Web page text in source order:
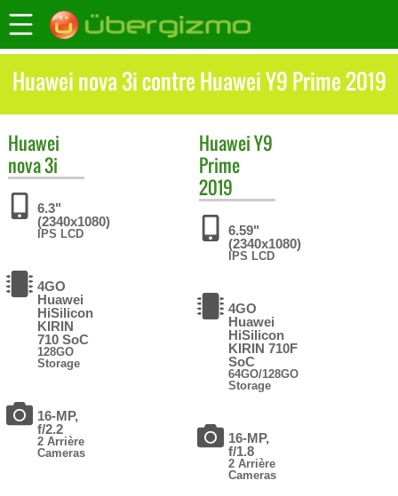
Huawei nova 3i contre Huawei Y9 Prime 2019
Huawei
nova 3i
6.3"
(2340x1080)
IPS LCD
4GO
Huawei
HiSilicon
KIRIN
710 SoC
128GO
Storage
16-MP,
f/2.2
2 Arrière
Cameras
HuaweiY9
Prime
2019
6.59"
(2340x1080)
IPS LCD
4GO
Huawei
HiSilicon
KIRIN 710F
SoC
64GO/128GO
Storage
16-MP,
f/1.8
2 Arrière
Cameras